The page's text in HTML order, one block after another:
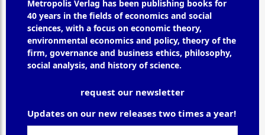
Metropolis Verlag has been publishing books for
40 years in the fields of economics and social
sciences, with a focus on economic theory,
environmental economics and policy, theory of the
firm, governance and business ethics, philosophy,
social analysis, and history of science.
request our newsletter
Updates on our new releases two times a year!